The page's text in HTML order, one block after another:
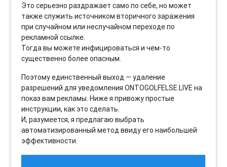
Это серьезно раздражает само по себе, но может
также служить источником вторичного заражения
при случайном или неслучайном переходе по
рекламной ссылке.
Тогда вы можете инфицироваться и чем-то
существенно более опасным.
Поэтому единственный выход — удаление
разрешений для уведомления ONTOGOLFELSE.LIVE на
показ вам рекламы. Ниже я привожу простые
инструкции, как это сделать.
И, разумеется, я предлагаю выбрать
автоматизированный метод ввиду его наибольшей
эффективности.